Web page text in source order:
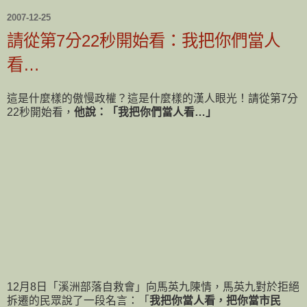
2007-12-25
請從第7分22秒開始看：我把你們當人
看…
這是什麼樣的傲慢政權？這是什麼樣的漢人眼光！請從第7分
22秒開始看， 他說：「我把你們當人看…」
12月8日「溪洲部落自救會」向馬英九陳情，馬英九對於拒絕
拆遷的民眾說了一段名言：「 我把你當人看，把你當市民